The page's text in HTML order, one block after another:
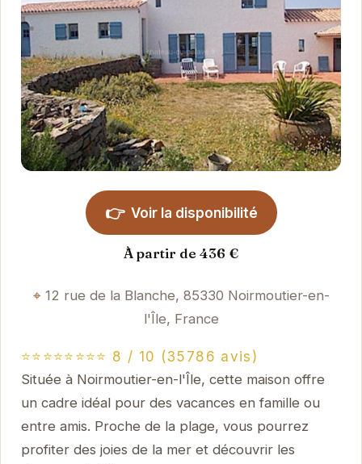
👉 Voir la disponibilité
À partir de 436 €
12 rue de la Blanche, 85330 Noirmoutier-en-
l'Île, France
⭐⭐⭐⭐⭐⭐⭐⭐ 8 / 10 (35786 avis)
Située à Noirmoutier-en-l'Île, cette maison offre
un cadre idéal pour des vacances en famille ou
entre amis. Proche de la plage, vous pourrez
profiter des joies de la mer et découvrir les